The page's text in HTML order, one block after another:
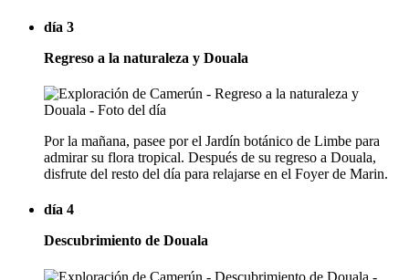
día 3
Regreso a la naturaleza y Douala
Por la mañana, pasee por el Jardín botánico de Limbe para
admirar su flora tropical. Después de su regreso a Douala,
disfrute del resto del día para relajarse en el Foyer de Marin.
día 4
Descubrimiento de Douala